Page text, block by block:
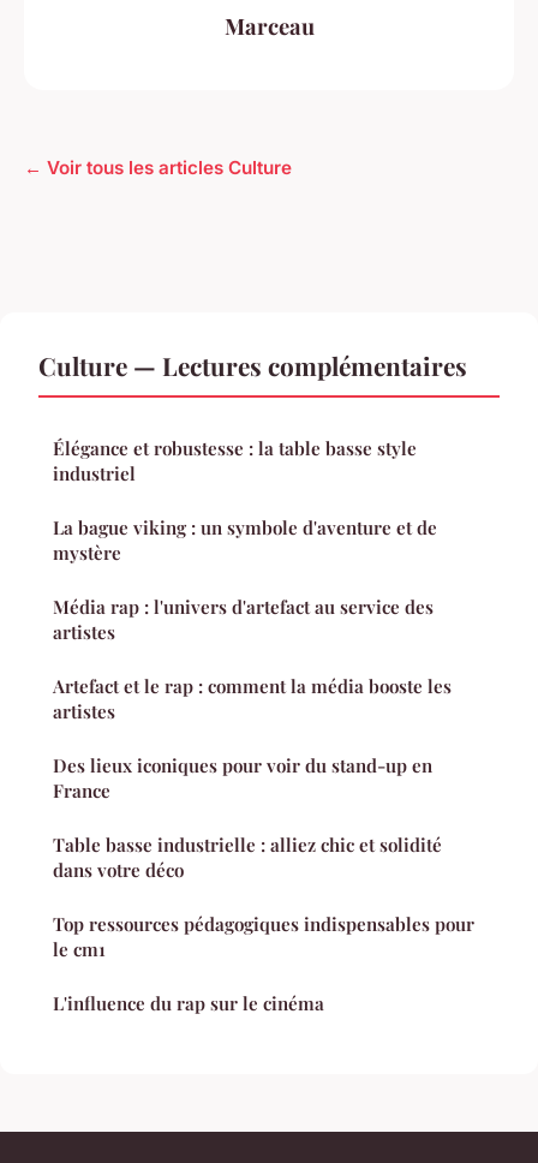
Marceau
← Voir tous les articles Culture
Culture — Lectures complémentaires
Élégance et robustesse : la table basse style
industriel
La bague viking : un symbole d'aventure et de
mystère
Média rap : l'univers d'artefact au service des
artistes
Artefact et le rap : comment la média booste les
artistes
Des lieux iconiques pour voir du stand-up en
France
Table basse industrielle : alliez chic et solidité
dans votre déco
Top ressources pédagogiques indispensables pour
le cm1
L'influence du rap sur le cinéma